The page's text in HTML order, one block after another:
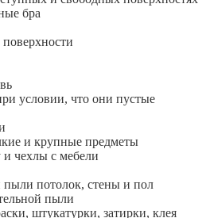
бра
условии, что они пустые
и крупные предметы
чехлы с мебели
пыли потолок, стены и пол
пыли
штукатурки, затирки, клея